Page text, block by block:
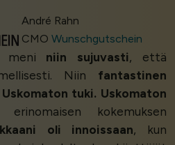
André Rahn
CMO Wunschgutschein
meni niin sujuvasti, että
Niin fantastinen
Uskomaton tuki. Uskomaton
kokemuksen
oli innoissaan, kun